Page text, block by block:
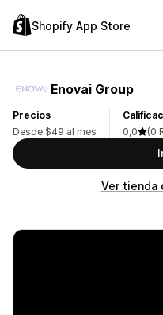
Shopify App Store
Enovai Group
Precios
Desde $49 al mes
0,0
(0
Ver tienda